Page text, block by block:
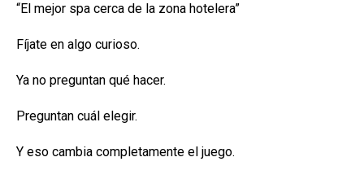
“El mejor spa cerca de la zona hotelera”
Fíjate en algo curioso.
Ya no preguntan qué hacer.
Preguntan cuál elegir.
Y eso cambia completamente el juego.